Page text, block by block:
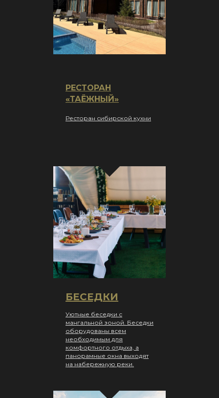
Ресторан сибирской кухни
РЕСТОРАН
«ТАЁЖНЫЙ»
Уютные беседки с
мангальной зоной. Беседки
оборудованы всем
необходимым для
комфортного отдыха, а
панорамные окна выходят
на набережную реки.
БЕСЕДКИ